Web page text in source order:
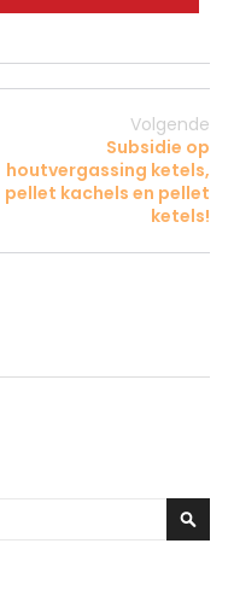
Volgende
Subsidie op
houtvergassing ketels,
pellet kachels en pellet
ketels!